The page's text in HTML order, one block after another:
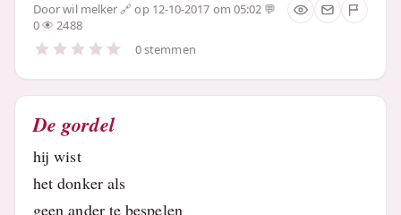
Doorwil melker
op 12-10-2017 om 05:02
0
2488
0 stemmen
De gordel
hij wist
het donker als
geen ander te bespelen